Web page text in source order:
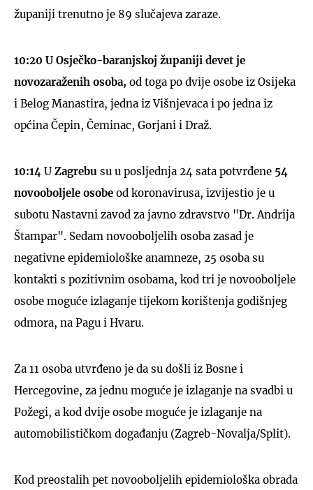
županiji trenutno je 89 slučajeva zaraze.
10:20 U Osječko-baranjskoj županiji devet je
novozaraženih osoba, od toga po dvije osobe iz Osijeka
i Belog Manastira, jedna iz Višnjevaca i po jedna iz
općina Čepin, Čeminac, Gorjani i Draž.
10:14 U Zagrebu su u posljednja 24 sata potvrđene 54
novooboljele osobe od koronavirusa, izvijestio je u
subotu Nastavni zavod za javno zdravstvo "Dr. Andrija
Štampar". Sedam novooboljelih osoba zasad je
negativne epidemiološke anamneze, 25 osoba su
kontakti s pozitivnim osobama, kod tri je novooboljele
osobe moguće izlaganje tijekom korištenja godišnjeg
odmora, na Pagu i Hvaru.
Za 11 osoba utvrđeno je da su došli iz Bosne i
Hercegovine, za jednu moguće je izlaganje na svadbi u
Požegi, a kod dvije osobe moguće je izlaganje na
automobilističkom događanju (Zagreb-Novalja/Split).
Kod preostalih pet novooboljelih epidemiološka obrada